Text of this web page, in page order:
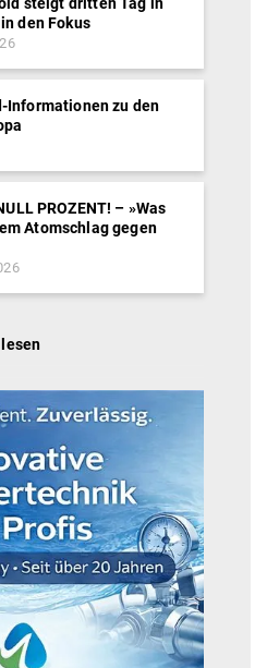
den Fokus
Informationen zu den
PROZENT! – »Was
Atomschlag gegen